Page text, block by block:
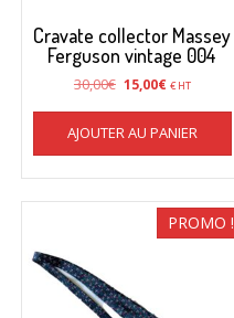
Cravate collector Massey
Ferguson vintage 004
30,00€ Le
était :
30,00€.
15,00€Le
est :
15,00€.
€ HT
AJOUTER AU PANIER
PROMO !